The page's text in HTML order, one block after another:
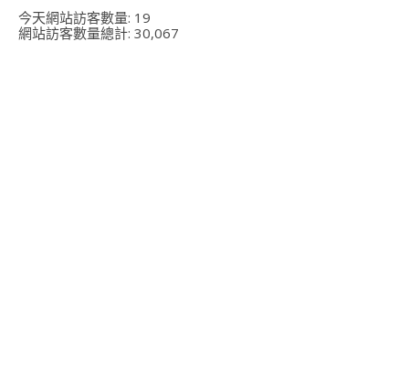
今天網站訪客數量: 19
網站訪客數量總計: 30,067